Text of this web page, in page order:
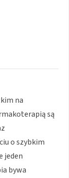
na
są
o szybkim
jeden
bywa